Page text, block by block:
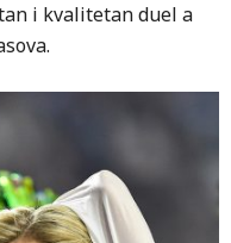
i kvalitetan duel a